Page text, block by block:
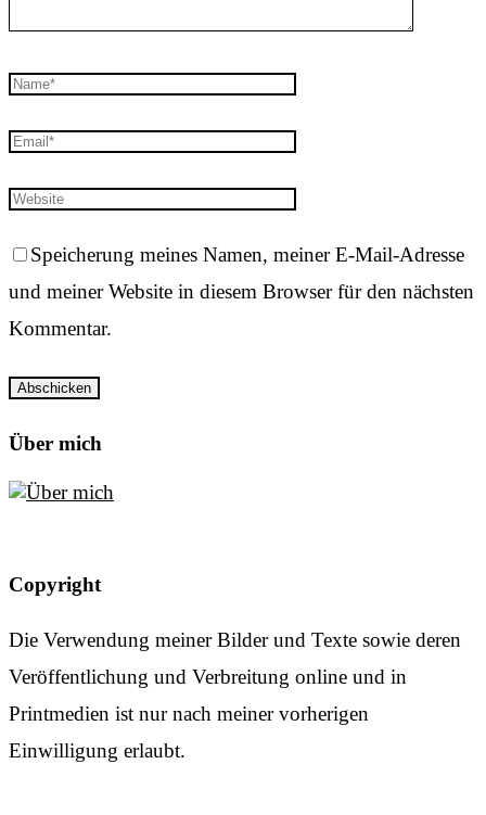
Speicherung meines Namen, meiner E-Mail-Adresse
und meiner Website in diesem Browser für den nächsten
Kommentar.
Über mich
Copyright
Die Verwendung meiner Bilder und Texte sowie deren
Veröffentlichung und Verbreitung online und in
Printmedien ist nur nach meiner vorherigen
Einwilligung erlaubt.